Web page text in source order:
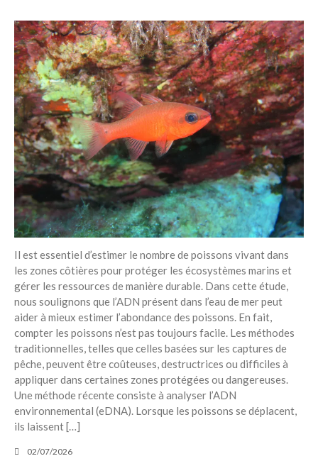
Il est essentiel d’estimer le nombre de poissons vivant dans
les zones côtières pour protéger les écosystèmes marins et
gérer les ressources de manière durable. Dans cette étude,
nous soulignons que l’ADN présent dans l’eau de mer peut
aider à mieux estimer l’abondance des poissons. En fait,
compter les poissons n’est pas toujours facile. Les méthodes
traditionnelles, telles que celles basées sur les captures de
pêche, peuvent être coûteuses, destructrices ou difficiles à
appliquer dans certaines zones protégées ou dangereuses.
Une méthode récente consiste à analyser l’ADN
environnemental (eDNA). Lorsque les poissons se déplacent,
ils laissent […]
02/07/2026